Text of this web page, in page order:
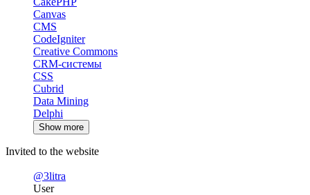
Canvas
CMS
CodeIgniter
Creative Commons
CRM-системы
CSS
Cubrid
Data Mining
Delphi
Show more
Invited to the website
@3litra
User